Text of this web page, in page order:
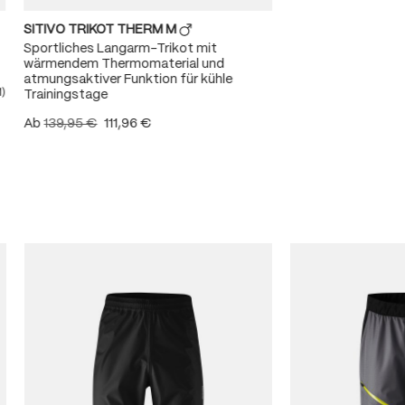
Bewertung von 5 von 5 Sternen
SITIVO TRIKOT THERM M
Sportliches Langarm-Trikot mit
wärmendem Thermomaterial und
atmungsaktiver Funktion für kühle
Trainingstage
Ab139,95 € 111,96 €